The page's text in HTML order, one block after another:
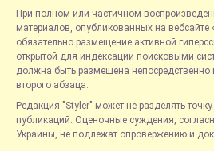
При полном или частичном
материалов, опубликованных на вебсайте
обязательно размещение активной
открытой для индексации поисковыми
должна быть размещена непосредственно
второго абзаца.
Редакция "Styler" может не разделять
публикаций. Оценочные суждения,
Украины, не подлежат опровержению и